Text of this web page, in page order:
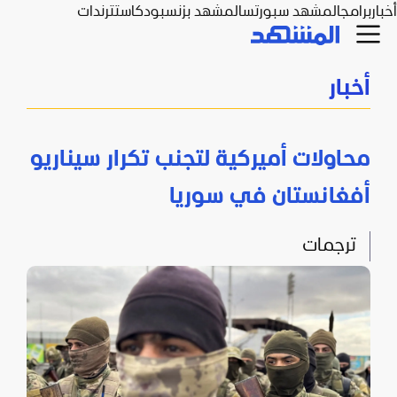
أخباربرامجالمشهد سبورتسالمشهد بزنسبودكاستترندات
أخبار
محاولات أميركية لتجنب تكرار سيناريو
أفغانستان في سوريا
ترجمات